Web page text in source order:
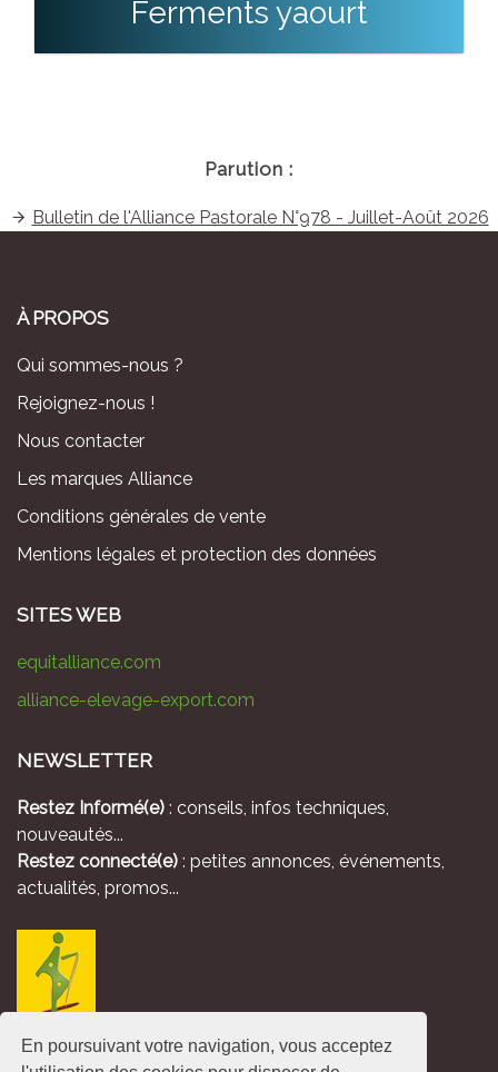
En poursuivant votre navigation, vous acceptez
Ferments yaourt
Parution :
Bulletin de l'Alliance Pastorale N°978 - Juillet-Août 2026
À PROPOS
Qui sommes-nous ?
Rejoignez-nous !
Nous contacter
Les marques Alliance
Conditions générales de vente
Mentions légales et protection des données
SITES WEB
equitalliance.com
alliance-elevage-export.com
NEWSLETTER
Restez Informé(e) : conseils, infos techniques,
nouveautés...
Restez connecté(e) : petites annonces, événements,
actualités, promos...